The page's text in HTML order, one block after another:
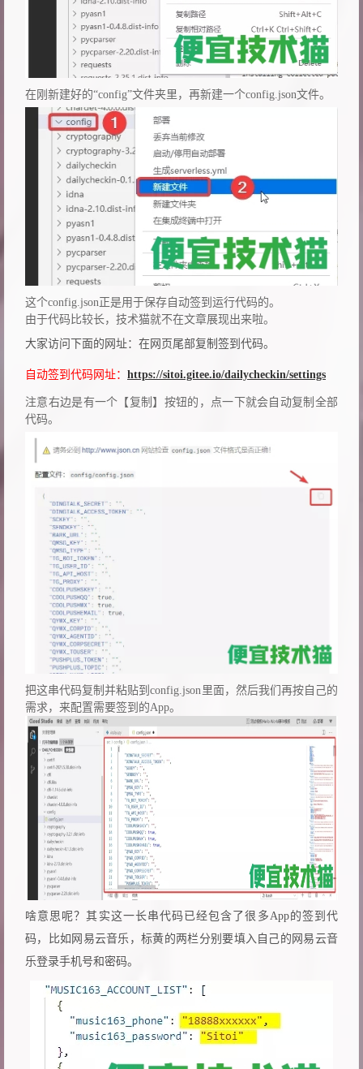
在刚新建好的“config”文件夹里，再新建一个config.json文件。
这个config.json正是用于保存自动签到运行代码的。
由于代码比较长，技术猫就不在文章展现出来啦。
大家访问下面的网址：在网页尾部复制签到代码。
自动签到代码网址： https://sitoi.gitee.io/dailycheckin/settings
注意右边是有一个【复制】按钮的，点一下就会自动复制全部
代码。
把这串代码复制并粘贴到config.json里面，然后我们再按自己的
需求，来配置需要签到的App。
啥意思呢？其实这一长串代码已经包含了很多App的签到代
码，比如网易云音乐，标黄的两栏分别要填入自己的网易云音
乐登录手机号和密码。